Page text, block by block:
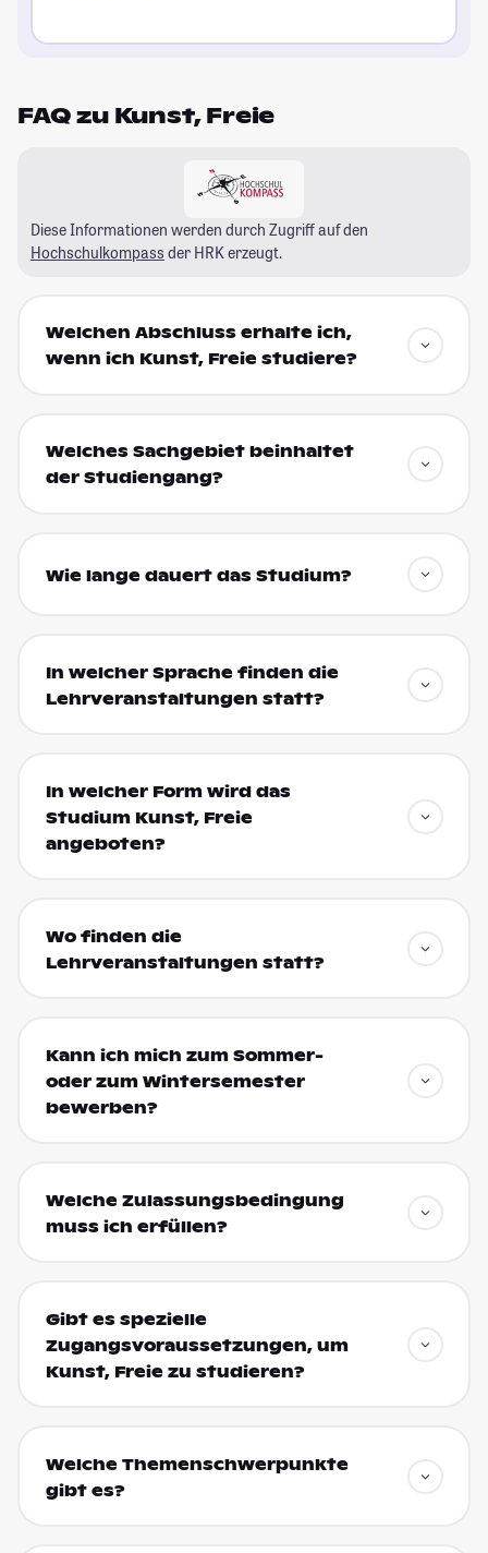
FAQ zu Kunst, Freie
Diese Informationen werden durch Zugriff auf den
Hochschulkompass der HRK erzeugt.
Welchen Abschluss erhalte ich,
wenn ich Kunst, Freie studiere?
Welches Sachgebiet beinhaltet
der Studiengang?
Wie lange dauert das Studium?
In welcher Sprache finden die
Lehrveranstaltungen statt?
In welcher Form wird das
Studium Kunst, Freie
angeboten?
Wo finden die
Lehrveranstaltungen statt?
Kann ich mich zum Sommer-
oder zum Wintersemester
bewerben?
Welche Zulassungsbedingung
muss ich erfüllen?
Gibt es spezielle
Zugangsvoraussetzungen, um
Kunst, Freie zu studieren?
Welche Themenschwerpunkte
gibt es?